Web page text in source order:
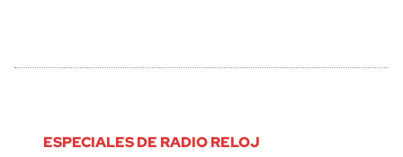
ESPECIALES DE RADIO RELOJ